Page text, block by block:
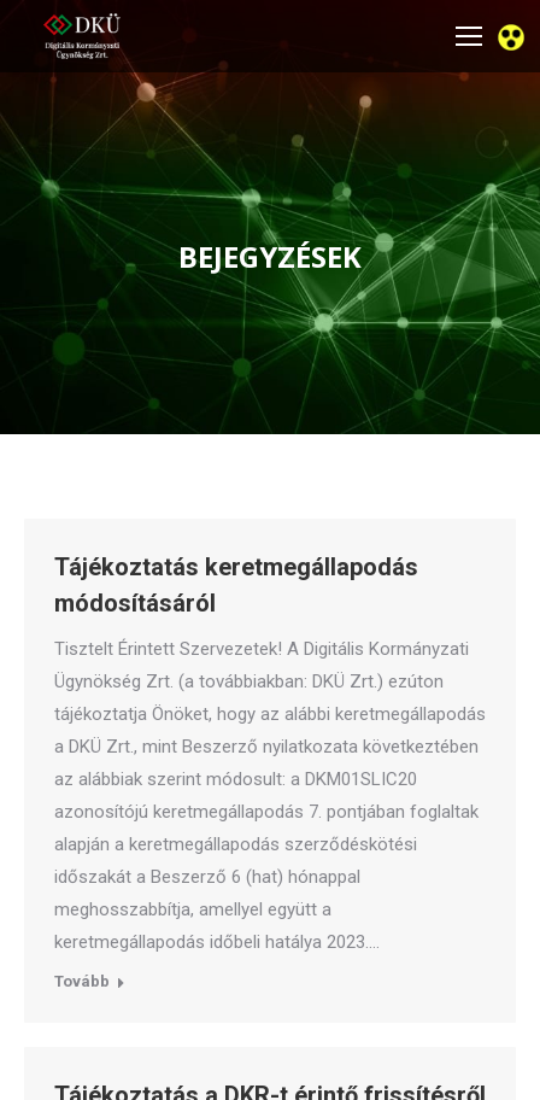
BEJEGYZÉSEK
You are here:
Tájékoztatás keretmegállapodás
módosításáról
Tisztelt Érintett Szervezetek! A Digitális Kormányzati
Ügynökség Zrt. (a továbbiakban: DKÜ Zrt.) ezúton
tájékoztatja Önöket, hogy az alábbi keretmegállapodás
a DKÜ Zrt., mint Beszerző nyilatkozata következtében
az alábbiak szerint módosult: a DKM01SLIC20
azonosítójú keretmegállapodás 7. pontjában foglaltak
alapján a keretmegállapodás szerződéskötési
időszakát a Beszerző 6 (hat) hónappal
meghosszabbítja, amellyel együtt a
keretmegállapodás időbeli hatálya 2023.…
Tovább